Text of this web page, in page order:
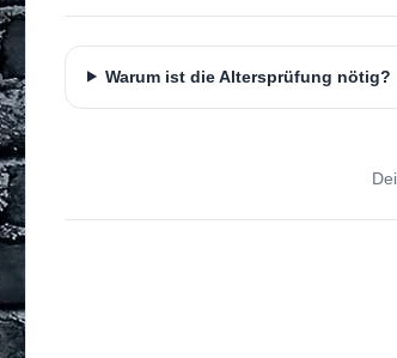
Warum ist die Altersprüfung nötig?